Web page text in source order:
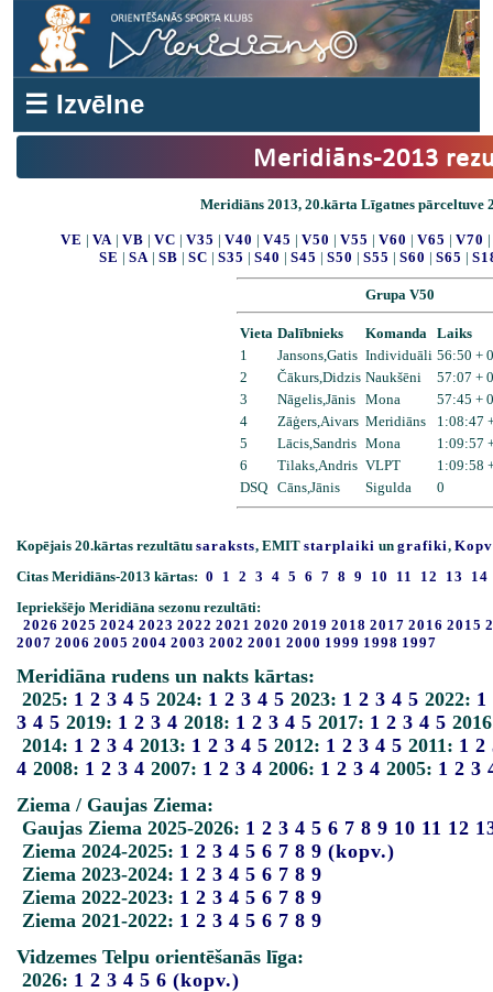
☰ Izvēlne
Meridiāns-2013
Meridiāns 2013, 20.kārta Līgatnes pārceltuve
VE | VA | VB | VC | V35 | V40 | V45 | V50 | V55 | V60 | V65 | V70 |
SE | SA| SB | SC | S35 | S40 | S45 | S50 | S55 | S60 | S65 |
Grupa V50
Vieta Dalībnieks Komanda
Laiks
1
Jansons,Gatis Individuāli 56:50 +
2
Čākurs,Didzis Naukšēni
57:07 +
3
Nāgelis,Jānis Mona
57:45 +
4
Zāģers,Aivars Meridiāns
1:08:47
5
Lācis,Sandris Mona
1:09:57
6
Tilaks,Andris VLPT
1:09:58
DSQ
Cāns,Jānis Sigulda 0
Kopējais 20.kārtas rezultātu saraksts, EMIT starplaiki un grafiki,
Citas Meridiāns-2013 kārtas: 0 1 2 3 4 5 6 7 8 9 10 11 12 13
14
Iepriekšējo Meridiāna sezonu rezultāti:
2026 2025 2024 2023 2022 2021 2020 2019 2018 2017 2016 2015
2007 2006 2005 2004 2003 2002 2001 2000 1999 1998 1997
Meridiāna rudens un nakts kārtas:
2025: 1 2 3 4 5 2024: 1 2 3 4 5 2023: 1 2 3 4 5 2022: 1
3 4 5 2019: 1 2 3 4 2018: 1 2 3 4 5 2017: 1 2 3 4 5
2014: 1 2 3 4 2013: 1 2 3 4 5 2012: 1 2 3 4 5 2011: 1 2
4 2008: 1 2 3 4 2007: 1 2 3 4 2006: 1 2 3 4 2005: 1 2 3
Ziema / Gaujas Ziema:
Gaujas Ziema 2025-2026: 1 2 3 4 5 6 7 8 9 10 11 12
Ziema 2024-2025: 1 2 3 4 5 6 7 8 9 (kopv.)
Ziema 2023-2024: 1 2 3 4 5 6 7 8 9
Ziema 2022-2023: 1 2 3 4 5 6 7 8 9
Ziema 2021-2022: 1 2 3 4 5 6 7 8 9
Vidzemes Telpu orientēšanās līga:
2026: 1 2 3 4 5 6 (kopv.)